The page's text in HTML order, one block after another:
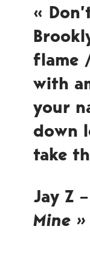
«
flame
with
your
down
take
Jay Z
Mine »